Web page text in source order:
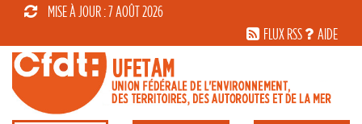
MISE À JOUR : 7 AOÛT 2026
FLUX RSS
AIDE